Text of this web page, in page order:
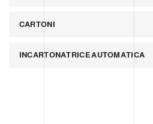
CARTONI
INCARTONATRICE AUTOMATICA